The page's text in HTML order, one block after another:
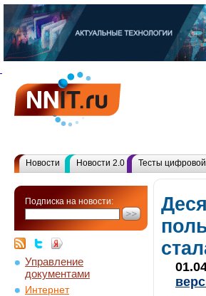
Новости Новости 2.0 Тесты цифровой
Подписка на новости:
Управление
документами
Интернет